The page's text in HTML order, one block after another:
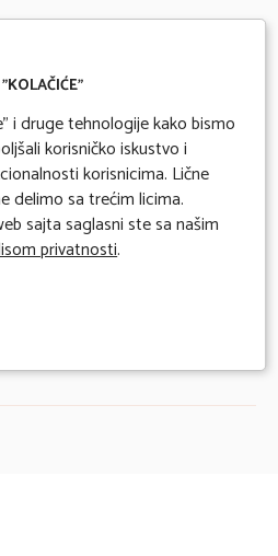
rata karticama Banke Intese
2 radna dana
i druge tehnologije kako bismo
korisničko iskustvo i
korisnicima. Lične
delimo sa trećim licima.
sajta saglasni ste sa našim
privatnosti.